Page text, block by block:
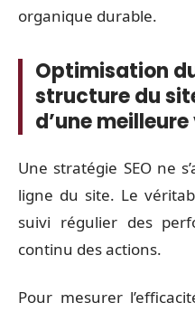
organique durable.
Optimisation
structure du
d’une
Une stratégie SEO ne
ligne du site. Le
suivi régulier des
continu des actions.
Pour mesurer